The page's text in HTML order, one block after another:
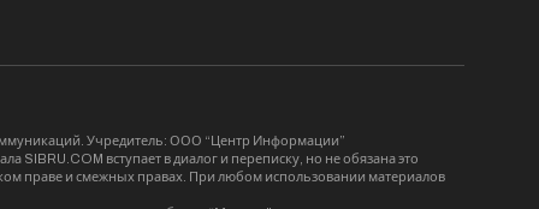
Учредитель: ООО “Центр Информации”
SIBRU.COM вступает в диалог и переписку, но не обязана это
праве и смежных правах. При любом использовании материалов